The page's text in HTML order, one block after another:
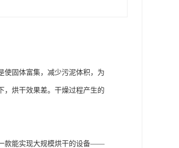
使固体富集，减少污泥体积，为
，烘干效果差。干燥过程产生的
款能实现大规模烘干的设备——